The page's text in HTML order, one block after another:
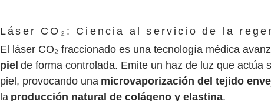
Láser CO₂: Ciencia al servicio de la
El láser CO₂ fraccionado es una tecnología médica
piel de forma controlada. Emite un haz de luz que actúa
piel, provocando una microvaporización del tejido
la producción natural de colágeno y elastina.